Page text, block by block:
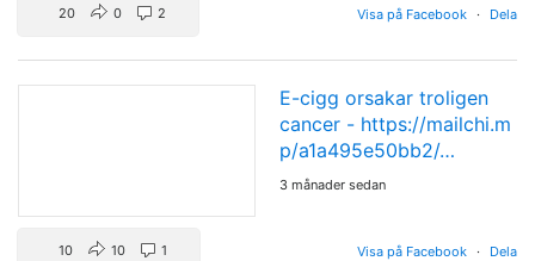
Visa på Facebook · Dela
20 0 2
E-cigg orsakar troligen
cancer - https://mailchi.m
p/a1a495e50bb2/…
3 månader sedan
Visa på Facebook · Dela
10 10 1